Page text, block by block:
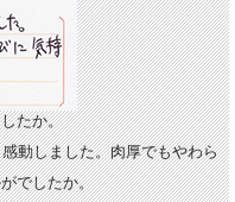
たか。
動しました。肉厚でもやわら
でしたか。